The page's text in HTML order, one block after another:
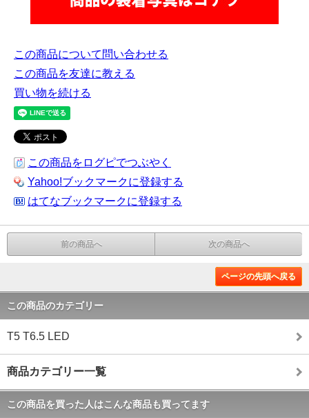
この商品について問い合わせる
この商品を友達に教える
買い物を続ける
この商品をログピでつぶやく
Yahoo!ブックマークに登録する
はてなブックマークに登録する
前の商品へ 次の商品へ
ページの先頭へ戻る
この商品のカテゴリー
T5 T6.5 LED
商品カテゴリー一覧
この商品を買った人はこんな商品も買ってます